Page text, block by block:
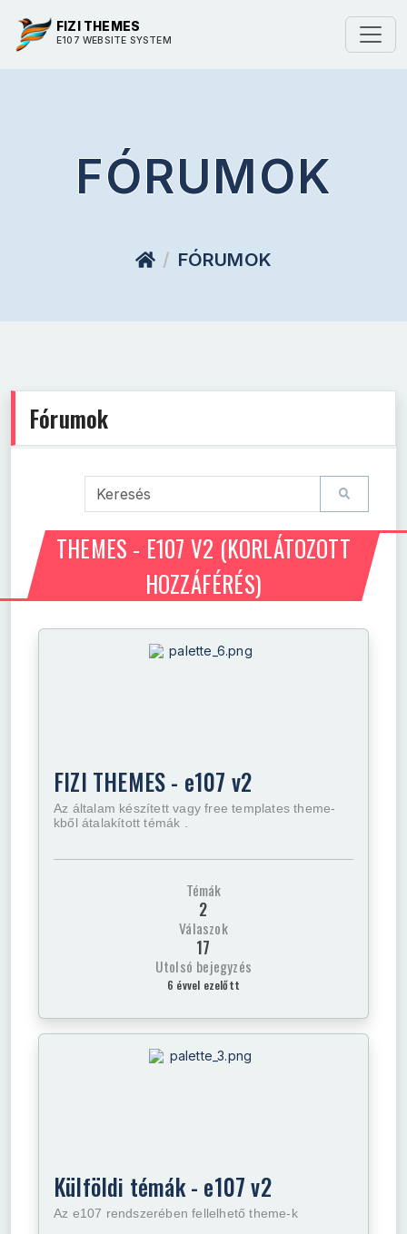
FIZI THEMES
E107 WEBSITE SYSTEM
FÓRUMOK
FÓRUMOK
Fórumok
THEMES - E107 V2 (KORLÁTOZOTT
HOZZÁFÉRÉS)
FIZI THEMES - e107 v2
Az általam készített vagy free templates theme-
kből átalakított témák .
Témák
2
Válaszok
17
Utolsó bejegyzés
6 évvel ezelőtt
Külföldi témák - e107 v2
Az e107 rendszerében fellelhető theme-k